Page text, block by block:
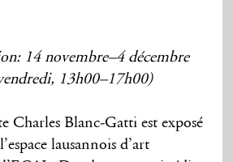
14 novembre–4 décembre
13h00–17h00)
Charles Blanc-Gatti est exposé
lausannois d’art